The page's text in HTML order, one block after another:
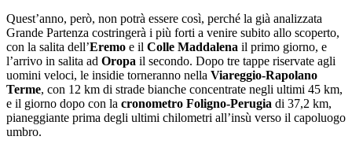
Quest’anno, però, non potrà essere così, perché la già analizzata
Grande Partenza costringerà i più forti a venire subito allo scoperto,
con la salita dell’Eremo e il Colle Maddalena il primo giorno, e
l’arrivo in salita ad Oropa il secondo. Dopo tre tappe riservate agli
uomini veloci, le insidie torneranno nella Viareggio-Rapolano
Terme, con 12 km di strade bianche concentrate negli ultimi 45 km,
e il giorno dopo con la cronometro Foligno-Perugia di 37,2 km,
pianeggiante prima degli ultimi chilometri all’insù verso il capoluogo
umbro.